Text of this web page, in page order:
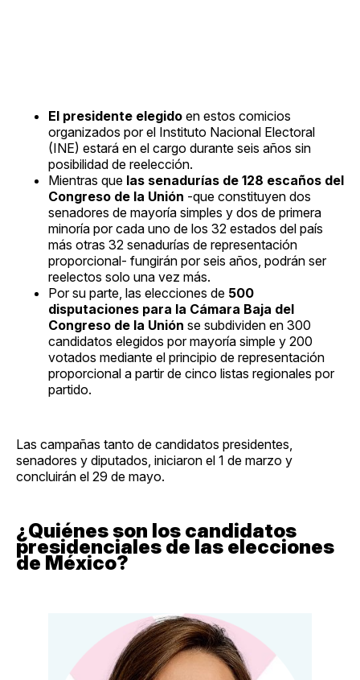
El presidente elegido en estos comicios
organizados por el Instituto Nacional Electoral
(INE) estará en el cargo durante seis años sin
posibilidad de reelección.
Mientras que las senadurías de 128 escaños del
Congreso de la Unión -que constituyen dos
senadores de mayoría simples y dos de primera
minoría por cada uno de los 32 estados del país
más otras 32 senadurías de representación
proporcional- fungirán por seis años, podrán ser
reelectos solo una vez más.
Por su parte, las elecciones de 500
disputaciones para la Cámara Baja del
Congreso de la Unión se subdividen en 300
candidatos elegidos por mayoría simple y 200
votados mediante el principio de representación
proporcional a partir de cinco listas regionales por
partido.
Las campañas tanto de candidatos presidentes,
senadores y diputados, iniciaron el 1 de marzo y
concluirán el 29 de mayo.
¿Quiénes son los candidatos
presidenciales de las elecciones
de México?